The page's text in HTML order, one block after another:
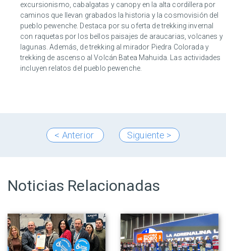
excursionismo, cabalgatas y canopy en la alta cordillera por
caminos que llevan grabados la historia y la cosmovisión del
pueblo pewenche. Destaca por su oferta de trekking invernal
con raquetas por los bellos paisajes de araucarias, volcanes y
lagunas. Además, de trekking al mirador Piedra Colorada y
trekking de ascenso al Volcán Batea Mahuida. Las actividades
incluyen relatos del pueblo pewenche.
< Anterior Siguiente >
Noticias Relacionadas